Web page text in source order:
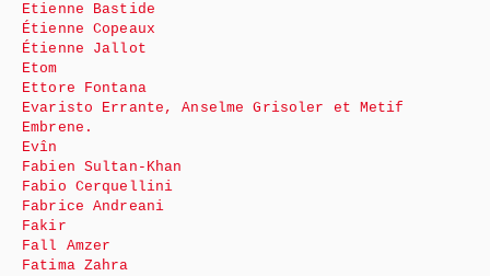
Etienne Bastide
Étienne Copeaux
Étienne Jallot
Etom
Ettore Fontana
Evaristo Errante, Anselme Grisoler et Metif
Embrene.
Evîn
Fabien Sultan-Khan
Fabio Cerquellini
Fabrice Andreani
Fakir
Fall Amzer
Fatima Zahra